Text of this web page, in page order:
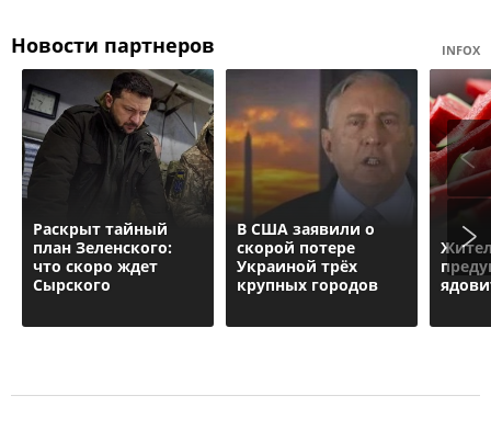
Новости партнеров INFOX
Раскрыт тайный
план Зеленского:
что скоро ждет
Сырского
В США заявили о
скорой потере
Украиной трёх
крупных городов